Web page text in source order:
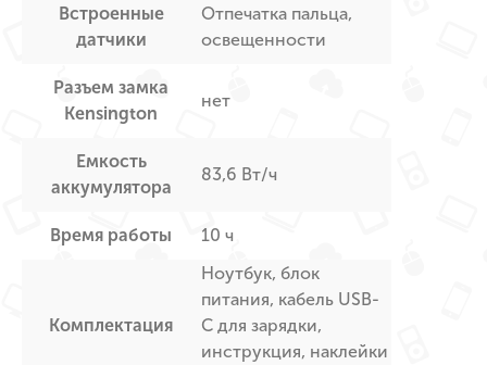
Встроенные
датчики
Отпечатка пальца,
освещенности
Разъем замка
Kensington
нет
Емкость
аккумулятора
83,6 Вт/ч
Время работы 10 ч
Комплектация
Ноутбук, блок
питания, кабель USB-
C для зарядки,
инструкция, наклейки